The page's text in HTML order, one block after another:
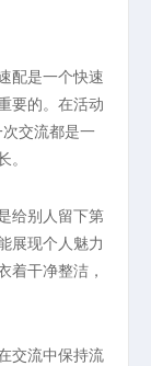
配是一个快速
要的。在活动
交流都是一
给别人留下第
展现个人魅力
着干净整洁，
交流中保持流